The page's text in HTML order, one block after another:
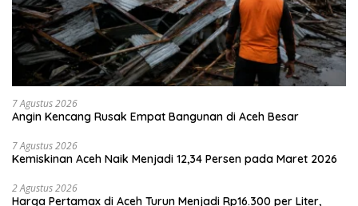
7 Agustus 2026
Angin Kencang Rusak Empat Bangunan di Aceh Besar
7 Agustus 2026
Kemiskinan Aceh Naik Menjadi 12,34 Persen pada Maret 2026
2 Agustus 2026
Harga Pertamax di Aceh Turun Menjadi Rp16.300 per Liter,